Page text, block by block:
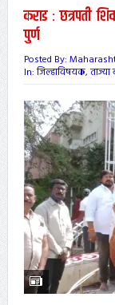
कराड : छत्रपती
पुर्ण
Posted By:
In:जिल्हाविषयक, ताज्या